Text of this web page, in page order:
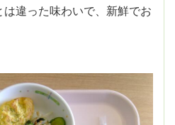
違った味わいで、新鮮でお